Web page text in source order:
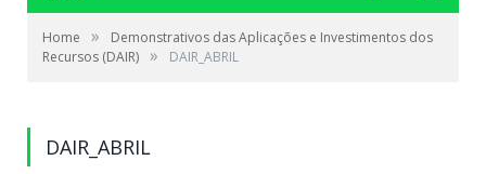
Home »
Demonstrativos das Aplicações e Investimentos dos
Recursos (DAIR) » DAIR_ABRIL
DAIR_ABRIL